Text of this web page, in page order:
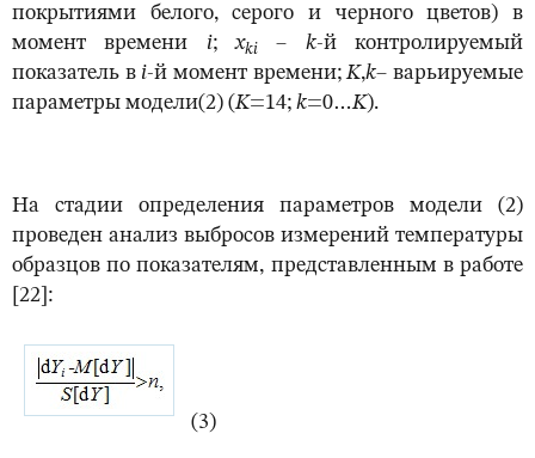
покрытиями белого, серого и черного цветов) в
момент времени i;xki – k-й контролируемый
показатель в i-й момент времени;K,k– варьируемые
параметры модели(2) (K=14; k=0…K).
На стадии определения параметров модели (2)
проведен анализ выбросов измерений температуры
образцов по показателям, представленным в работе
[22]:
(3)